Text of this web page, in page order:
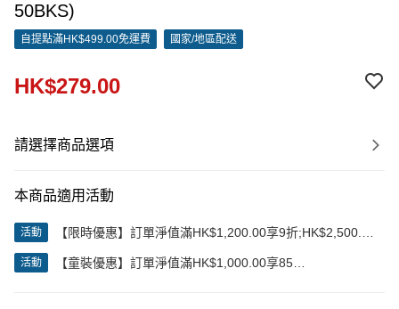
50BKS)
自提點滿HK$499.00免運費 國家/地區配送
HK$279.00
請選擇商品選項
本商品適用活動
活動
【限時優惠】訂單淨值滿HK$1,200.00享9折;HK$2,500.00
活動
【童裝優惠】訂單淨值滿HK$1,000.00享85